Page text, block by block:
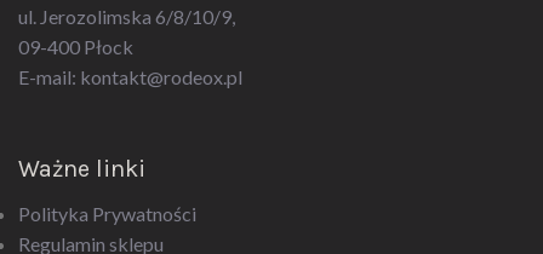
ul. Jerozolimska 6/8/10/9,
09-400 Płock
E-mail: kontakt@rodeox.pl
Ważne linki
Polityka Prywatności
Regulamin sklepu